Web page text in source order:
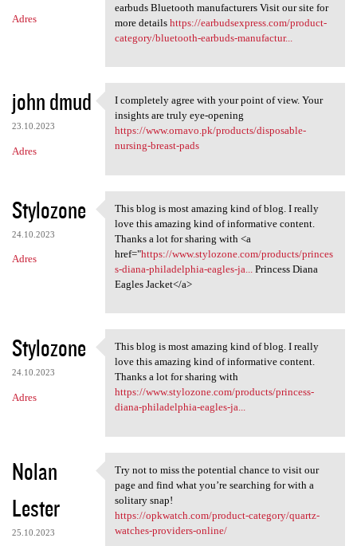
Adres
earbuds Bluetooth manufacturers Visit our site for
more details https://earbudsexpress.com/product-
category/bluetooth-earbuds-manufactur...
john dmud
23.10.2023
Adres
I completely agree with your
I completely agree with your point of view. Your
insights are truly eye-opening
https://www.ornavo.pk/products/disposable-
nursing-breast-pads
Stylozone
24.10.2023
Adres
This blog is most amazing
This blog is most amazing kind of blog. I really
love this amazing kind of informative content.
Thanks a lot for sharing with <a
href="https://www.stylozone.com/products/princes
s-diana-philadelphia-eagles-ja...
Princess Diana
Eagles Jacket</a>
Stylozone
24.10.2023
Adres
This blog is most amazing
This blog is most amazing kind of blog. I really
love this amazing kind of informative content.
Thanks a lot for sharing with
https://www.stylozone.com/products/princess-
diana-philadelphia-eagles-ja...
Nolan
Lester
25.10.2023
Try not to miss the potential
Try not to miss the potential chance to visit our
page and find what you’re searching for with a
solitary snap!
https://opkwatch.com/product-category/quartz-
watches-providers-online/